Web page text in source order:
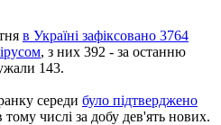
в Україні зафіксовано 3764
, з них 392 - за останню
143.
середи було підтверджено
тому числі за добу дев'ять нових.